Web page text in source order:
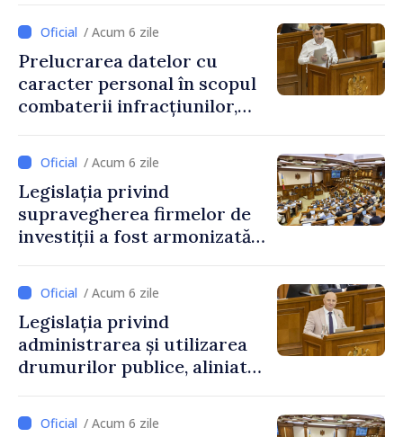
/ Acum 6 zile
Prelucrarea datelor cu
caracter personal în scopul
combaterii infracțiunilor,
/ Acum 6 zile
Legislația privind
supravegherea firmelor de
investiții a fost armonizată
/ Acum 6 zile
Legislația privind
administrarea și utilizarea
drumurilor publice, aliniată
/ Acum 6 zile